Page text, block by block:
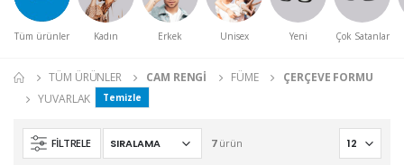
Tüm ürünler Kadın Erkek Unisex Yeni Çok Satanlar
TÜM ÜRÜNLER CAM RENGI FÜME
ÇERÇEVE FORMU
YUVARLAK
Temizle
FILTRELE 7ürün